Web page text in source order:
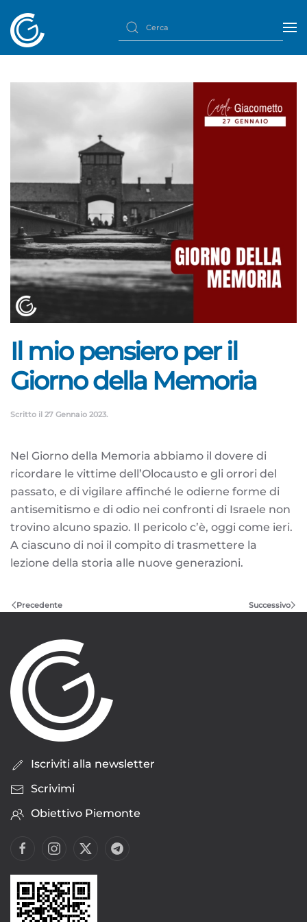
Il mio pensiero per il
Giorno della Memoria
Scritto il 27 Gennaio 2023.
Nel Giorno della Memoria abbiamo il dovere di
ricordare le vittime dell’Olocausto e gli orrori del
passato, e di vigilare affinché le odierne forme di
antisemitismo e di odio nei confronti di Israele non
trovino alcuno spazio. Il pericolo c’è, oggi come ieri.
A ciascuno di noi il compito di trasmettere la
lezione della storia alle nuove generazioni.
Precedente Successivo
Iscriviti alla newsletter
Scrivimi
Obiettivo Piemonte